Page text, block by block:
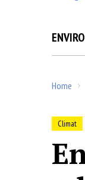
Home
Climat